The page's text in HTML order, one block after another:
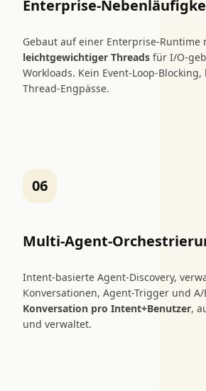
Enterprise-
Gebaut auf einer Enterprise-Runtime
leichtgewichtiger Threads für I/O-
Workloads. Kein Event-Loop-Blocking,
Thread-Engpässe.
06
Multi-Agent-
Intent-basierte Agent-Discovery,
Konversationen, Agent-Trigger und A/
Konversation pro Intent+Benutzer,
und verwaltet.